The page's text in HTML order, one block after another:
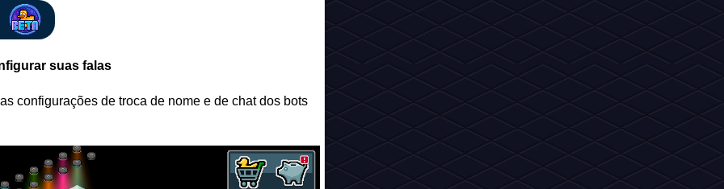
suas falas
configurações de troca de nome e de chat dos bots